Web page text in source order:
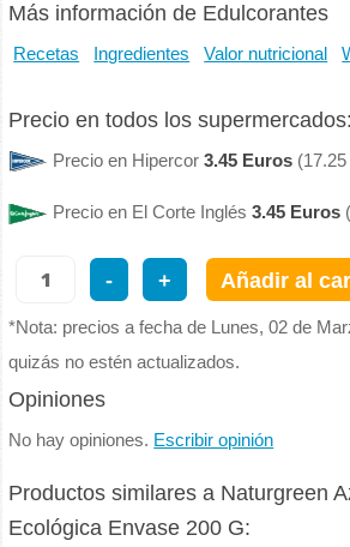
Más información de Edulcorantes
Recetas Ingredientes Valor nutricional
Precio en todos los supermercados:
Precio en Hipercor3.45 Euros
Precio en El Corte Inglés3.45 Euros
- + Añadir al
*Nota: precios a fecha de Lunes, 02 de
quizás no estén actualizados.
Opiniones
No hay opiniones. Escribir opinión
Productos similares a Naturgreen
Ecológica Envase 200 G: